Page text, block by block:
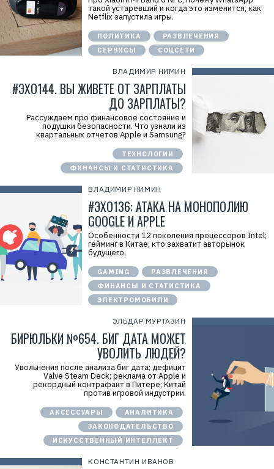
такой устаревший и когда это изменится, как
Netflix запустила игры.
ПОЛИТИКА
РАЗВЛЕЧЕНИЯ
СЕРВИСЫ
СОЦСЕТИ
ВЛАДИМИР НИМИН
#ЭХО144. ВЫ ЖИВЕТЕ ОТ ЗАРПЛАТЫ
ДО ЗАРПЛАТЫ?
Рассуждаем про финансовое состояние и
подушки безопасности. Что узнали из
квартальных отчетов Apple и Samsung?
ТЕХНОЛОГИИ
ФИНАНСЫ И СТАТИСТИКА
ВЛАДИМИР НИМИН
#ЭХО136: АТАКА НА МОНОПОЛИЮ
GOOGLE И APPLE
Особенности 12 поколения процессоров Intel;
гейминг в Китае; кто захватит авторынок
будущего.
GAMING
РАЗВЛЕЧЕНИЯ
ФИНАНСЫ И СТАТИСТИКА
ЭЛЕКТРОМОБИЛИ
ЭЛЬДАР МУРТАЗИН
БИРЮЛЬКИ №654. БИГ ДАТА МОЖЕТ
УВОЛИТЬ ЛЮДЕЙ?
Увольнения после анализа биг дата; дефицит
Valve Steam Deck; реклама от Apple и
рекордный контрафакт в Питере; Китай
против игровой индустрии.
АКСЕССУАРЫ
АНАЛИТИКА
ЗАКОНОДАТЕЛЬСТВО
ИСКУССТВЕННЫЙ ИНТЕЛЛЕКТ
КОНСТАНТИН ИВАНОВ